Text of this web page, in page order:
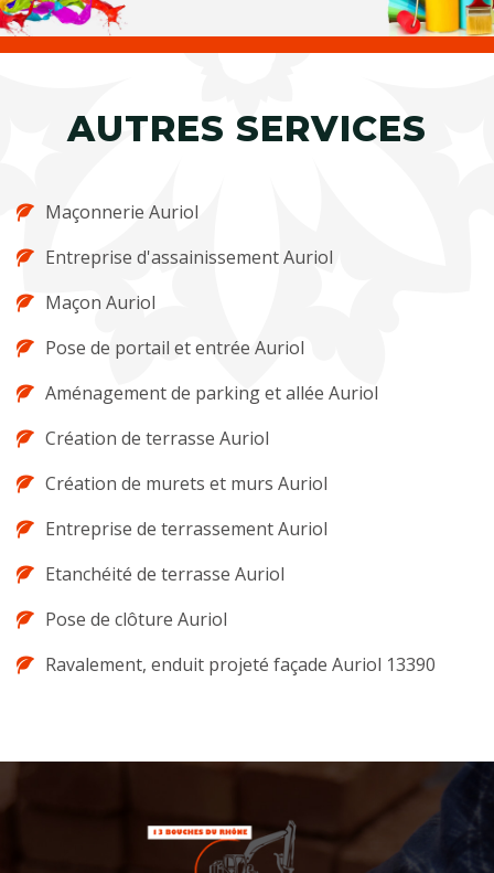
AUTRES SERVICES
Maçonnerie Auriol
Entreprise d'assainissement Auriol
Maçon Auriol
Pose de portail et entrée Auriol
Aménagement de parking et allée Auriol
Création de terrasse Auriol
Création de murets et murs Auriol
Entreprise de terrassement Auriol
Etanchéité de terrasse Auriol
Pose de clôture Auriol
Ravalement, enduit projeté façade Auriol 13390